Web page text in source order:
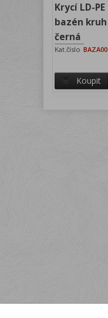
Krycí LD-
bazén
černá
Kat.číslo
Koupit